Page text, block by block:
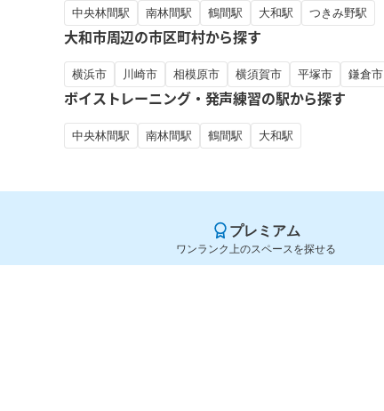
中央林間駅 南林間駅 鶴間駅 大和駅 つきみ野駅
大和市周辺の市区町村から探す
横浜市 川崎市 相模原市 横須賀市 平塚市 鎌倉市
ボイストレーニング・発声練習の駅から探す
中央林間駅 南林間駅 鶴間駅 大和駅
プレミアム
ワンランク上のスペースを探せる